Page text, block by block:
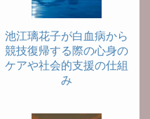
池江璃花子が白血病から
競技復帰する際の心身の
ケアや社会的支援の仕組
み